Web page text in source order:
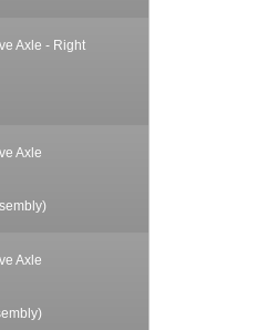
Axle - Right
Axle
Axle